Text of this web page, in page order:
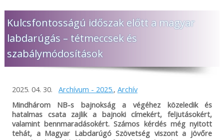
Kulcsfontosságú időszak előtt a magyar
labdarúgás – tétmeccsek és
szabálymódosítások
2025. 04. 30. Archívum - 2025., Archív
Mindhárom NB-s bajnokság a végéhez közeledik és
hatalmas csata zajlik a bajnoki címekért, feljutásokért,
valamint bennmaradásokért. Számos kérdés még nyitott
tehát, a Magyar Labdarúgó Szövetség viszont a jövőre